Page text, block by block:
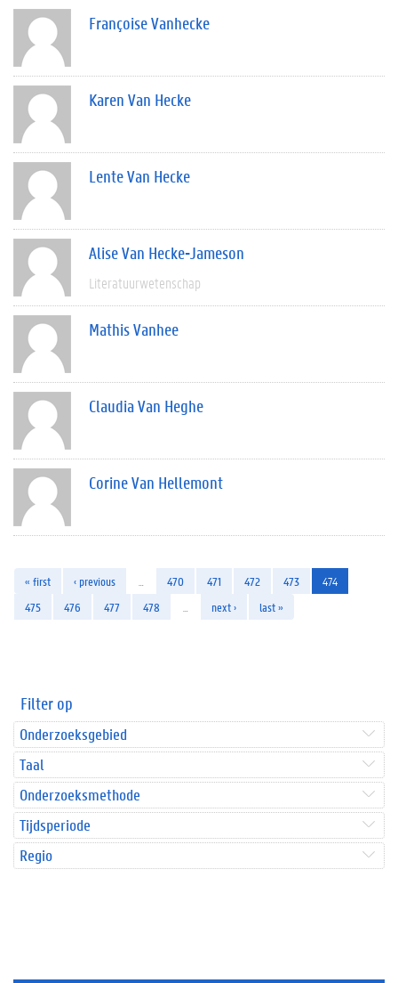
Françoise Vanhecke
Karen Van Hecke
Lente Van Hecke
Alise Van Hecke-Jameson
Literatuurwetenschap
Mathis Vanhee
Claudia Van Heghe
Corine Van Hellemont
« first ‹ previous 470 471 472 473
474
475
476 477 478 next › last »
Filter op
Onderzoeksgebied
Taal
Onderzoeksmethode
Tijdsperiode
Regio